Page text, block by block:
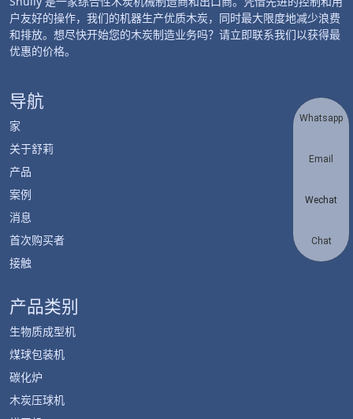
户友好的操作，我们的机器生产优质木炭，同时最大限度地减少浪费
和排放。想尽快开始您的木炭制造业务吗？请立即联系我们以获得最
优惠的价格。
导航
家
关于舒莉
产品
案例
消息
首次购买者
接触
产品类别
生物质成型机
煤球包装机
碳化炉
木炭压球机
Whatsapp
Email
Wechat
Chat